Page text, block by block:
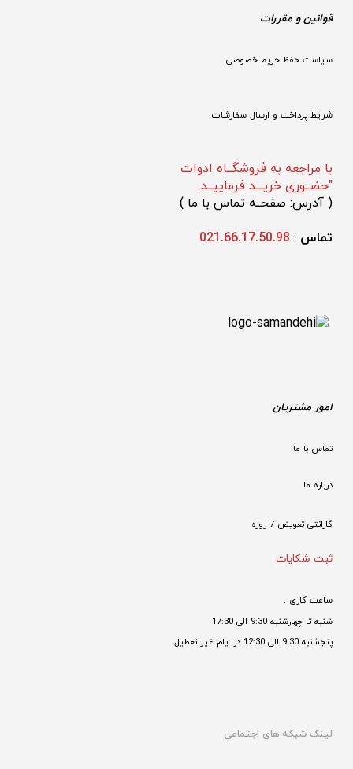
قوانین و مقررات
سیاست حفظ حریم خصوصی
شرایط پرداخت و ارسال سفارشات
با مراجعه به فروشگــاه ادوات
"حضــوری خریـــد فرماییــد.
( آدرس: صفحــه تماس با ما )
تماس :
021.66.17.50.98
امور مشتریان
تماس با ما
درباره ما
گارانتی تعویض 7 روزه
ثبت شکایات
ساعت کاری :
شنبه تا چهارشنبه 9:30 الی 17:30
پنجشنبه 9:30 الی 12:30 در ایام غیر تعطیل
لینک شبکه های اجتماعی